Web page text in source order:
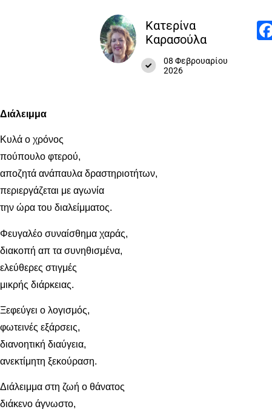
Κατερίνα
Καρασούλα
08 Φεβρουαρίου
2026
Διάλειμμα
Κυλά ο χρόνος
πούπουλο φτερού,
αποζητά ανάπαυλα δραστηριοτήτων,
περιεργάζεται με αγωνία
την ώρα του διαλείμματος.
Φευγαλέο συναίσθημα χαράς,
διακοπή απ τα συνηθισμένα,
ελεύθερες στιγμές
μικρής διάρκειας.
Ξεφεύγει ο λογισμός,
φωτεινές εξάρσεις,
διανοητική διαύγεια,
ανεκτίμητη ξεκούραση.
Διάλειμμα στη ζωή ο θάνατος
διάκενο άγνωστο,